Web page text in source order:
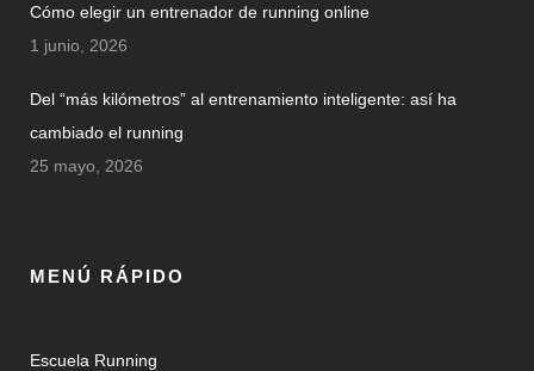
Cómo elegir un entrenador de running online
1 junio, 2026
Del “más kilómetros” al entrenamiento inteligente: así ha
cambiado el running
25 mayo, 2026
MENÚ RÁPIDO
Escuela Running